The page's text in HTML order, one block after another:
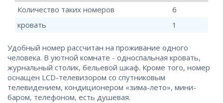
Количество таких номеров
6
кровать
1
Удобный номер рассчитан на проживание одного
человека. В уютной комнате - односпальная кровать,
журнальный столик, бельевой шкаф. Кроме того, номер
оснащен LCD-телевизором со спутниковым
телевидением, кондиционером «зима-лето», мини-
баром, телефоном, есть душевая.